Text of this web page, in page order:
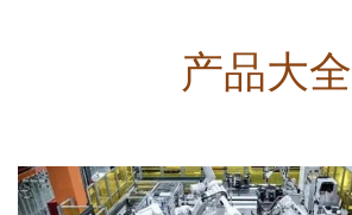
产品大全